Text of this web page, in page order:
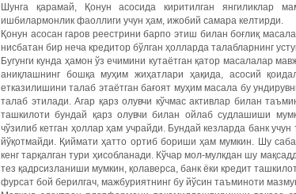
Шунга қарамай, Қонун асосида киритилган янгиликлар
ишбилармонлик фаоллиги учун ҳам, ижобий самара келтирди.
Қонун асосан гаров реестрини барпо этиш билан боғлиқ
нисбатан бир неча кредитор бўлган ҳолларда талабларнинг
Бугунги кунда ҳамон ўз ечимини кутаётган қатор масалалар
аниқлашнинг бошқа муҳим жиҳатлари ҳақида, асосий
етказилишини талаб этаётган бағоят муҳим масала бу
талаб этилади. Агар қарз олувчи кўчмас активлар билан
ташкилоти бундай қарз олувчи билан ойлаб судлашиши
чўзилиб кетган ҳоллар ҳам учрайди. Бундай кезларда банк
йўқотмайди. Қиймати ҳатто ортиб бориши ҳам мумкин. Шу
кенг тарқалган тури ҳисобланади. Кўчар мол-мулкдан шу
тез қадрсизланиши мумкин, қолаверса, банк ёки кредит
фурсат бой берилгач, мажбуриятнинг бу йўсин таъминоти